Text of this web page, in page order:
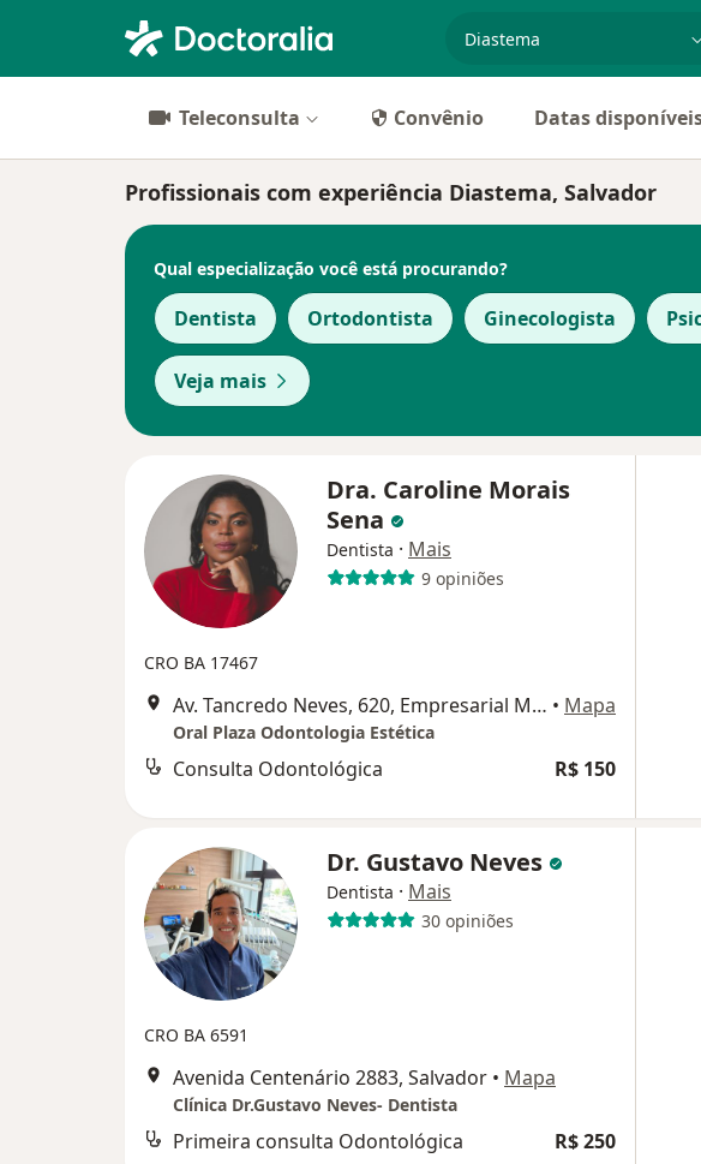
Teleconsulta Convênio Datas
Profissionais com experiência Diastema, Salvador
Qual especialização você está procurando?
Dentista Ortodontista Ginecologista
Veja mais
Dra. Caroline Morais
Sena
Dentista · Mais
9 opiniões
CRO BA 17467
Av. Tancredo Neves, 620, Empresarial Mundo Plaza, Sala 123 (1º Andar), Salvador • Mapa
Oral Plaza Odontologia Estética
Consulta Odontológica R$ 150
Dr. Gustavo Neves
Dentista · Mais
30 opiniões
CRO BA 6591
Avenida Centenário 2883, Salvador • Mapa
Clínica Dr.Gustavo Neves- Dentista
Primeira consulta Odontológica R$ 250